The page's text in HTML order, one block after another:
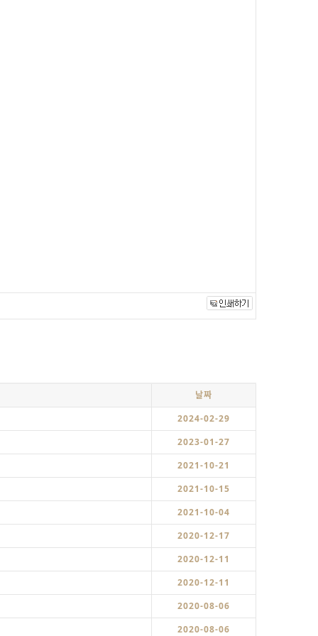
날짜
2024-02-29
2023-01-27
2021-10-21
2021-10-15
2021-10-04
2020-12-17
2020-12-11
2020-12-11
2020-08-06
2020-08-06